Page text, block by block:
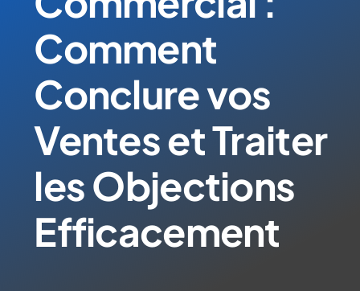
Comment
Conclure vos
Ventes et Traiter
les Objections
Efficacement